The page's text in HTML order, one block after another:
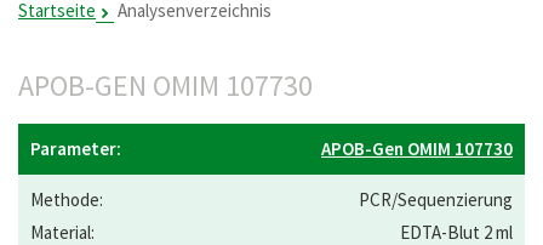
Startseite Analysenverzeichnis
APOB-GEN OMIM 107730
APOB-Gen OMIM 107730
PCR/Sequenzierung
EDTA-Blut 2 ml